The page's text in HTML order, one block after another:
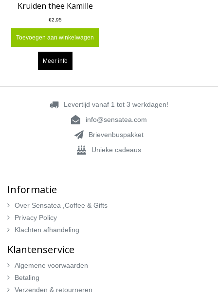
Kruiden thee Kamille
€2,95
Toevoegen aan winkelwagen
Meer info
Levertijd vanaf 1 tot 3 werkdagen!
info@sensatea.com
Brievenbuspakket
Unieke cadeaus
Informatie
Over Sensatea ,Coffee & Gifts
Privacy Policy
Klachten afhandeling
Klantenservice
Algemene voorwaarden
Betaling
Verzenden & retourneren